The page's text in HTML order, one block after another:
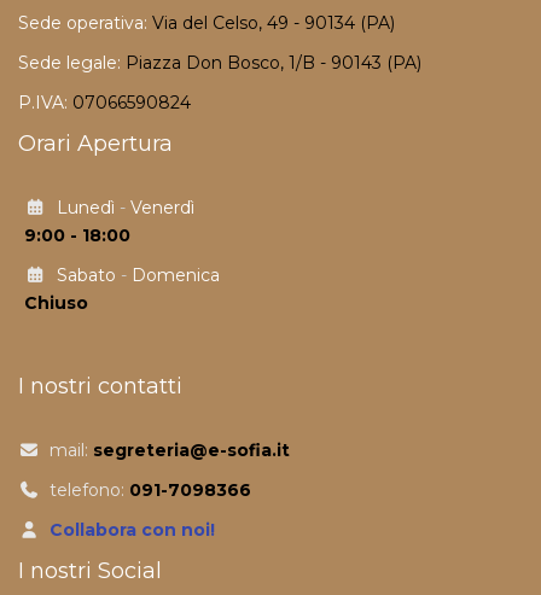
Sede operativa: Via del Celso, 49 - 90134 (PA)
Sede legale: Piazza Don Bosco, 1/B - 90143 (PA)
P.IVA: 07066590824
Orari Apertura
Lunedì - Venerdì
9:00 - 18:00
Sabato - Domenica
Chiuso
I nostri contatti
mail: segreteria@e-sofia.it
telefono: 091-7098366
Collabora con noi!
I nostri Social